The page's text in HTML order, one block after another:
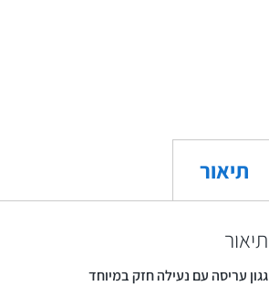
תיאור
תיאור
גגון עריסה עם נעילה חזק במיוחד